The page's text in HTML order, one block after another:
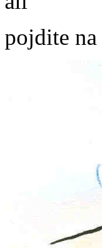
pojdite na